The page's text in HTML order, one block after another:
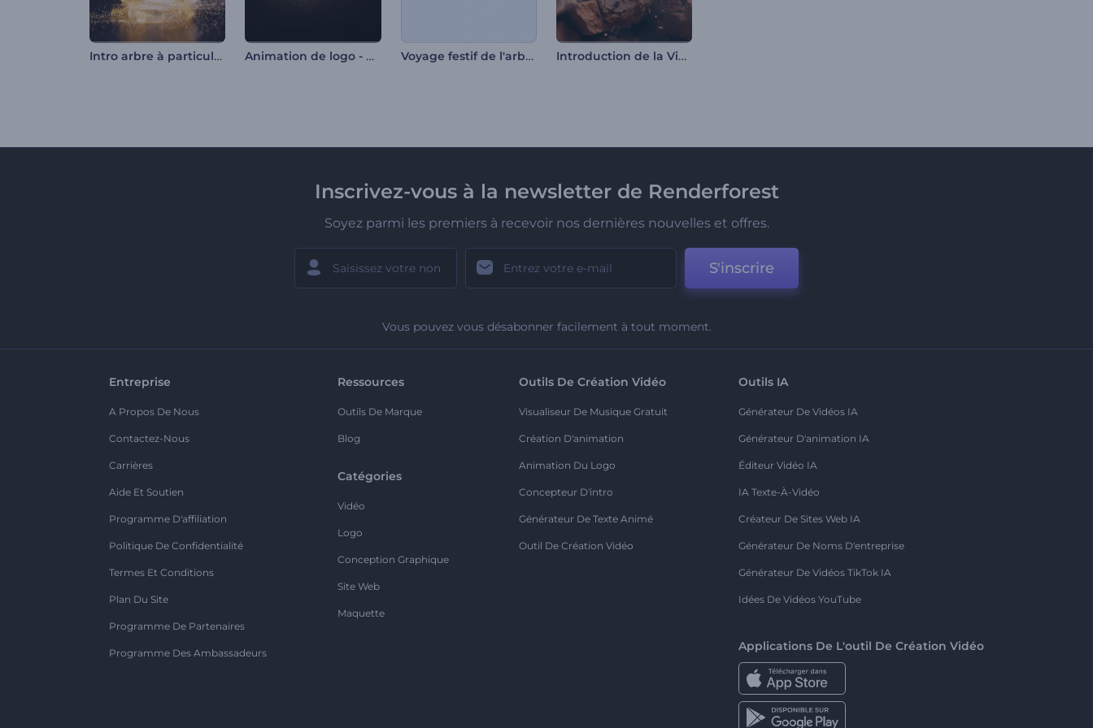
Intro arbre à particules scintillantes Animation de logo - Éclair vif Voyage festif de l'arbre de Noël Introduction de la Victoire du 9 Mai
Inscrivez-vous à la newsletter de Renderforest
Soyez parmi les premiers à recevoir nos dernières nouvelles et offres.
S'inscrire
Vous pouvez vous désabonner facilement à tout moment.
Entreprise
A Propos De Nous
Contactez-Nous
Carrières
Aide Et Soutien
Programme D'affiliation
Politique De Confidentialité
Termes Et Conditions
Plan Du Site
Programme De Partenaires
Programme Des Ambassadeurs
Ressources
Outils De Marque
Blog
Catégories
Vidéo
Logo
Conception Graphique
Site Web
Maquette
Outils De Création Vidéo
Visualiseur De Musique Gratuit
Création D'animation
Animation Du Logo
Concepteur D'intro
Générateur De Texte Animé
Outil De Création Vidéo
Outils IA
Générateur De Vidéos IA
Générateur D'animation IA
Éditeur Vidéo IA
IA Texte-À-Vidéo
Créateur De Sites Web IA
Générateur De Noms D'entreprise
Générateur De Vidéos TikTok IA
Idées De Vidéos YouTube
Applications De L'outil De Création Vidéo